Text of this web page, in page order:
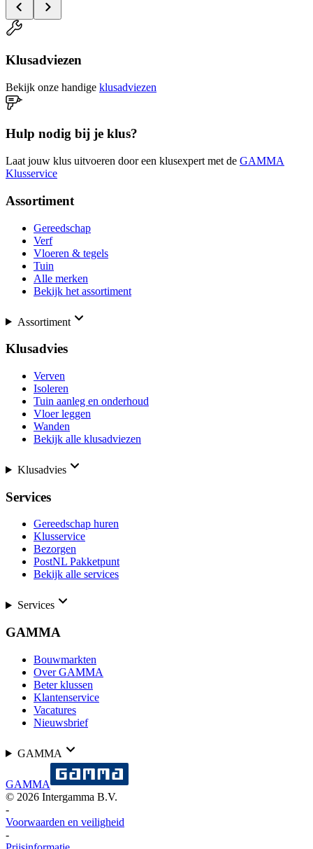
Klusadviezen
Bekijk onze handige klusadviezen
Hulp nodig bij je klus?
Laat jouw klus uitvoeren door een klusexpert met de GAMMA
Klusservice
Assortiment
Gereedschap
Verf
Vloeren & tegels
Tuin
Alle merken
Bekijk het assortiment
Assortiment
Klusadvies
Verven
Isoleren
Tuin aanleg en onderhoud
Vloer leggen
Wanden
Bekijk alle klusadviezen
Klusadvies
Services
Gereedschap huren
Klusservice
Bezorgen
PostNL Pakketpunt
Bekijk alle services
Services
GAMMA
Bouwmarkten
Over GAMMA
Beter klussen
Klantenservice
Vacatures
Nieuwsbrief
GAMMA
GAMMA
© 2026 Intergamma B.V.
-
Voorwaarden en veiligheid
-